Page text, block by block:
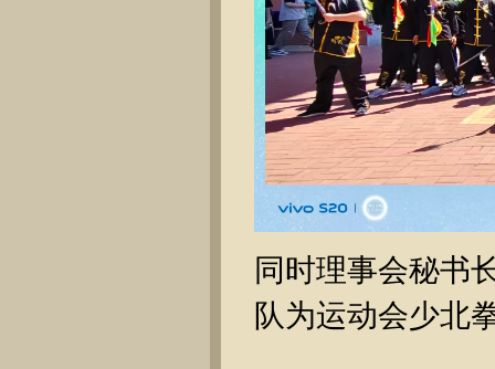
同时理事会秘书
队为运动会少北